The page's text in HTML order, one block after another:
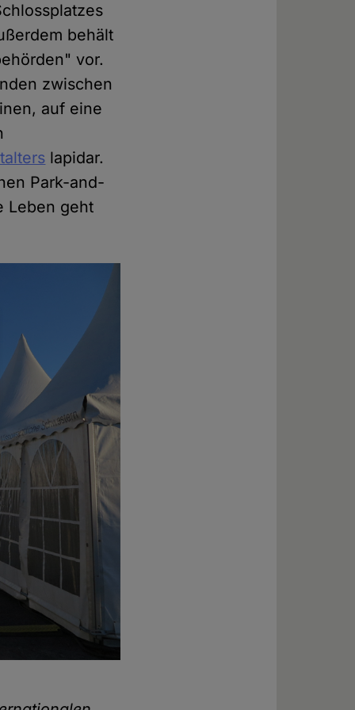
behält
vor.
zwischen
auf eine
lapidar.
Park-and-
Leben geht